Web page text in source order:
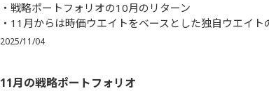
戦略ポートフォリオの10月のリターン
11月からは時価ウエイトをベースとした独自ウエイト
2025/11/04
11月の戦略ポートフォリオ